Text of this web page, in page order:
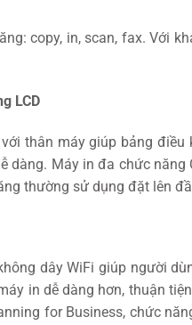
copy, in, scan, fax. Với
LCD
thân máy giúp bảng
dàng. Máy in đa chức
thường sử dụng đặt lên
dây WiFi giúp người
in dễ dàng hơn, thuận
for Business, chức